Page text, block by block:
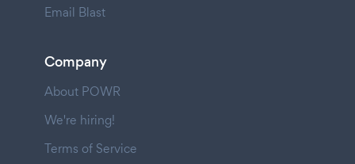
Email Blast
Company
About POWR
We're hiring!
Terms of Service